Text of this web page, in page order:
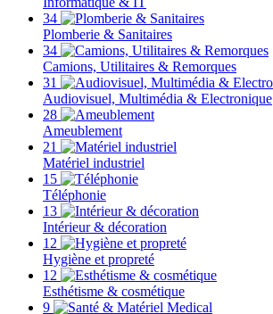
34
Plomberie & Sanitaires
34
Camions, Utilitaires & Remorques
31
Audiovisuel, Multimédia & Electronique
28
Ameublement
21
Matériel industriel
15
Téléphonie
13
Intérieur & décoration
12
Hygiène et propreté
12
Esthétisme & cosmétique
9